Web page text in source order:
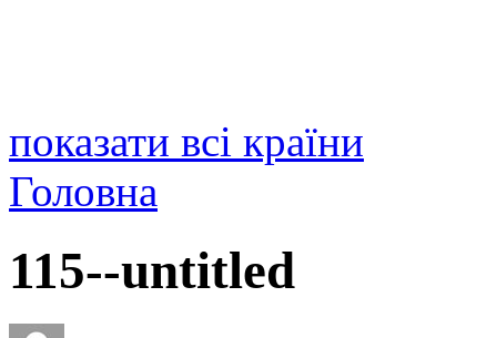
показати всі країни
Головна
115--untitled